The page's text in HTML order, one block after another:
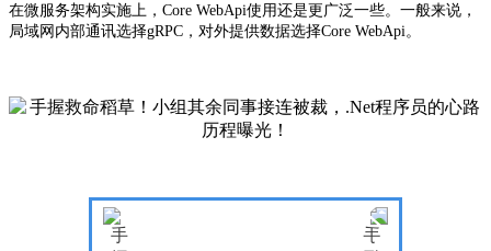
在微服务架构实施上， Core WebApi使用还是更广泛一些。一般来说，
局域网内部通讯选择gRPC，对外提供数据选择Core WebApi。